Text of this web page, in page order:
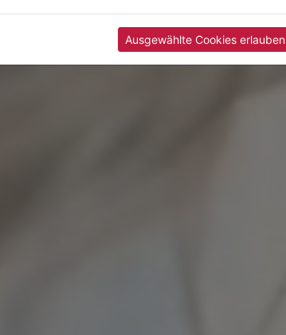
Ausgewählte Cookies erlauben